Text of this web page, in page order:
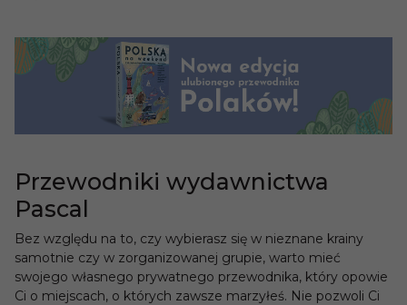
Przewodniki wydawnictwa
Pascal
Bez względu na to, czy wybierasz się w nieznane krainy
samotnie czy w zorganizowanej grupie, warto mieć
swojego własnego prywatnego przewodnika, który opowie
Ci o miejscach, o których zawsze marzyłeś. Nie pozwoli Ci